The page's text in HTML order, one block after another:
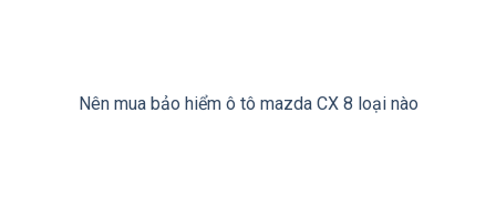
Nên mua bảo hiểm ô tô mazda CX 8 loại nào